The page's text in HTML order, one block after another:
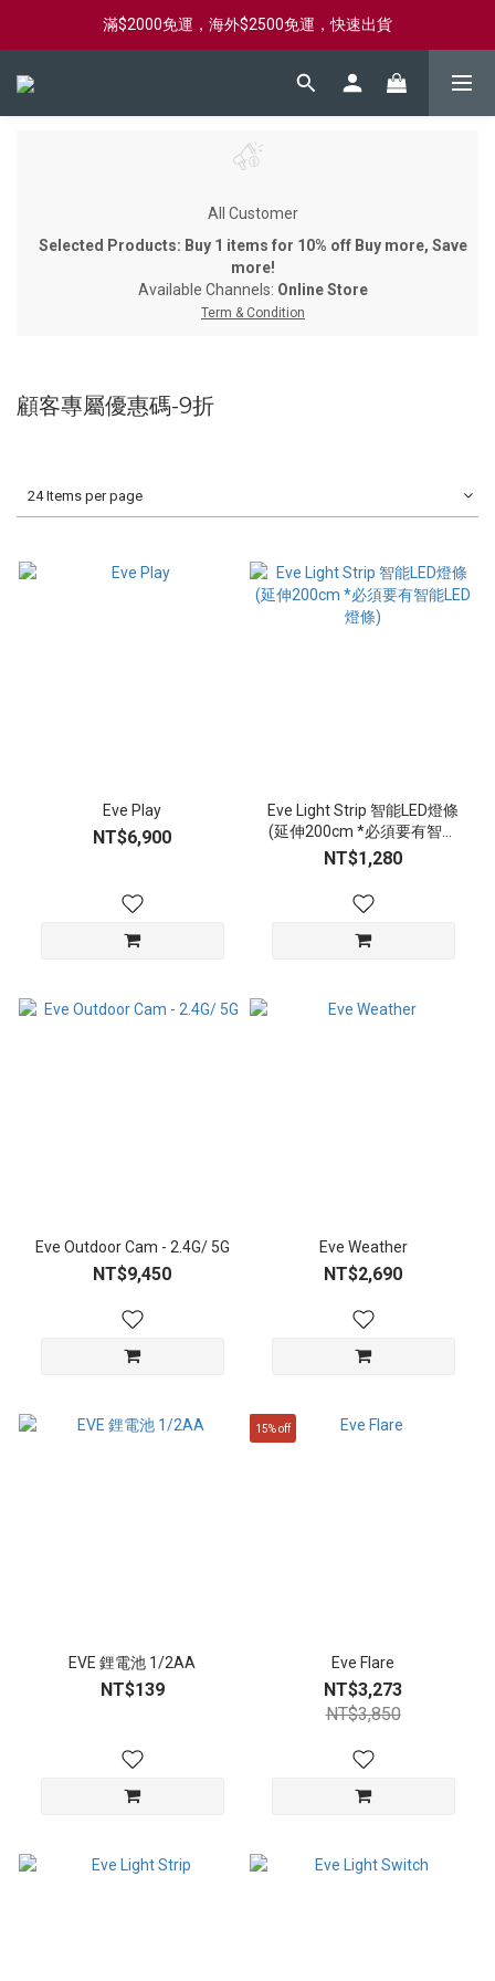
新會員首購滿$2000，送購物金$2000
滿$2000免運，海外$2500免運，快速出貨
新會員首購滿$2000，送購物金$2000
All Customer
Selected Products: Buy 1 items for 10% off Buy more, Save
more!
Available Channels: Online Store
Term & Condition
顧客專屬優惠碼-9折
24 Items per page
Eve Play
NT$6,900
Eve Light Strip 智能LED燈條
(延伸200cm *必須要有智能
LED燈條)
NT$1,280
Eve Outdoor Cam - 2.4G/ 5G
NT$9,450
Eve Weather
NT$2,690
EVE 鋰電池 1/2AA
NT$139
15% off
Eve Flare
NT$3,273
NT$3,850